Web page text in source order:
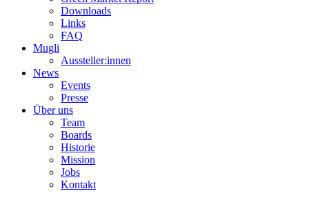
Downloads
Links
FAQ
Mugli
Aussteller:innen
News
Events
Presse
Über uns
Team
Boards
Historie
Mission
Jobs
Kontakt